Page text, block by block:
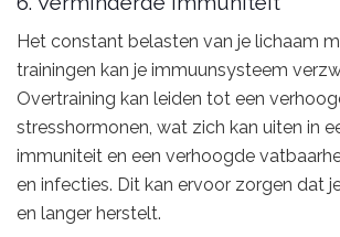
Het constant belasten van je lichaam
trainingen kan je immuunsysteem
Overtraining kan leiden tot een
stresshormonen, wat zich kan uiten in
immuniteit en een verhoogde
en infecties. Dit kan ervoor zorgen dat
en langer herstelt.